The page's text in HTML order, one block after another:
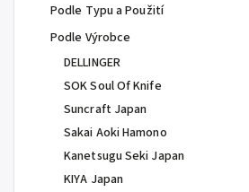
Podle Typu a Použití
Podle Výrobce
DELLINGER
SOK Soul Of Knife
Suncraft Japan
Sakai Aoki Hamono
Kanetsugu Seki Japan
KIYA Japan